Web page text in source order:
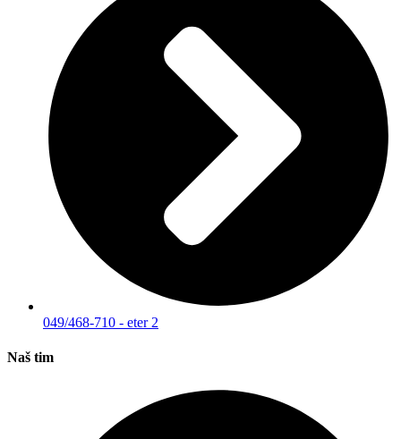
049/468-710 - eter 2
Naš tim